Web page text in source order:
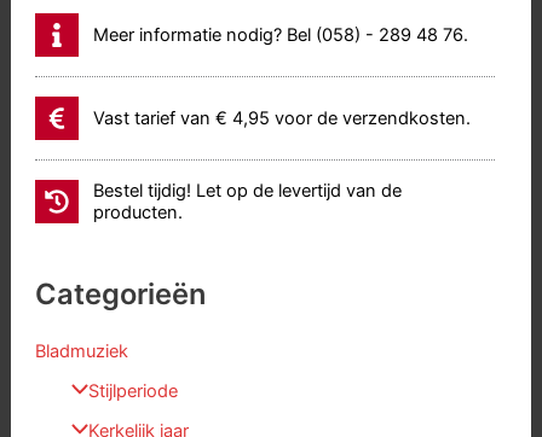
Meer informatie nodig? Bel (058) - 289 48 76.
Vast tarief van € 4,95 voor de verzendkosten.
Bestel tijdig! Let op de levertijd van de
producten.
Categorieën
Bladmuziek
Stijlperiode
Kerkelijk jaar